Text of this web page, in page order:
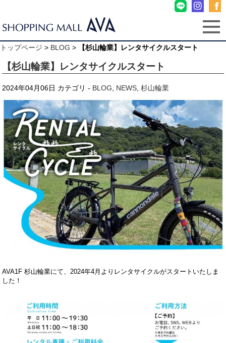
トップページ > BLOG > 【杉山輪業】レンタサイクルスタート
【杉山輪業】レンタサイクルスタート
2024年04月06日 カテゴリ - BLOG NEWS ,杉山輪業
AVA1F 杉山輪業にて、2024年4月よりレンタサイクルがスタートいたしま
した！